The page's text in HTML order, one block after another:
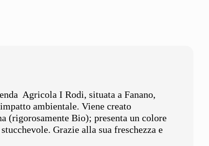
Agricola I Rodi, situata a Fanano,
ambientale. Viene creato
(rigorosamente Bio); presenta un colore
Grazie alla sua freschezza e